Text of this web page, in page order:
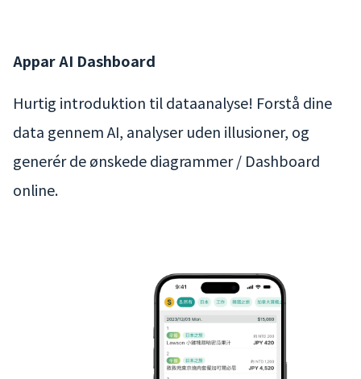
Appar AI Dashboard
Hurtig introduktion til dataanalyse! Forstå dine
data gennem AI, analyser uden illusioner, og
generér de ønskede diagrammer / Dashboard
online.